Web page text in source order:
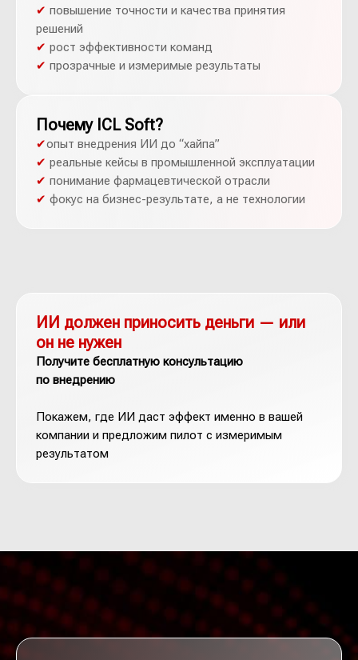
✔ повышение точности и качества принятия
решений
✔ рост эффективности команд
✔ прозрачные и измеримые результаты
Почему ICL Soft?
✔опыт внедрения ИИ до “хайпа”
✔ реальные кейсы в промышленной эксплуатации
✔ понимание фармацевтической отрасли
✔ фокус на бизнес-результате, а не технологии
ИИ должен приносить деньги — или
он не нужен
Получите бесплатную консультацию
по внедрению
Покажем, где ИИ даст эффект именно в вашей
компании и предложим пилот с измеримым
результатом